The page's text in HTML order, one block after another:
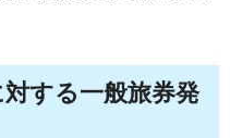
する一般旅券発